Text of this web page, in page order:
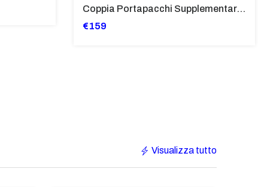
Coppia Portapacchi Supplementare In Ferro Per Borse Modello “Vario” Bmw - PP29-R1250GS
€159
Visualizza tutto